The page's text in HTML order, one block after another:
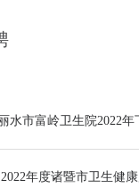
水市富岭卫生院2022
2022年度诸暨市卫生健